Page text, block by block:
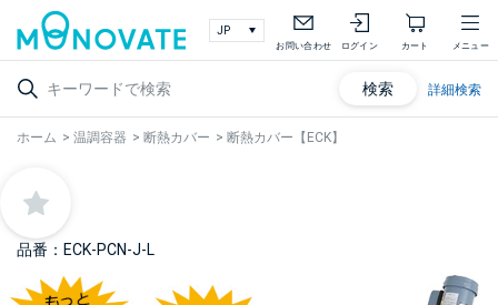
お問い合わせ ログイン カート メニュー
検索 詳細検索
ホーム > 温調容器 > 断熱カバー > 断熱カバー【ECK】
品番：ECK-PCN-J-L